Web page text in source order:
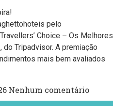
pelo
Choice – Os Melhores
Tripadvisor. A premiação
mais bem avaliados
Nenhum comentário